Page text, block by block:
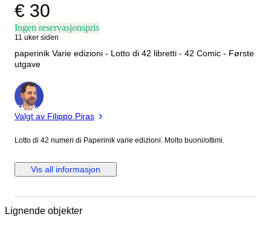
€ 30
Ingen reservasjonspris
11 uker siden
paperinik Varie edizioni - Lotto di 42 libretti - 42 Comic - Første
utgave
Ekspert
Valgt av Filippo Piras
Lotto di 42 numeri di Paperinik varie edizioni. Molto buoni/ottimi.
Vis all informasjon
Lignende objekter